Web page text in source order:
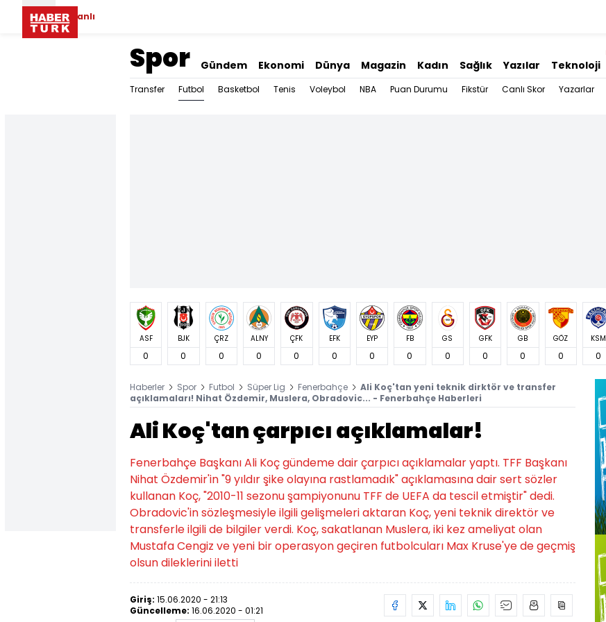
Canlı
Spor Gündem Ekonomi Dünya Magazin Kadın Sağlık Yazılar Teknoloji
Transfer Futbol Basketbol Tenis Voleybol NBA Puan Durumu Fikstür Canlı Skor Yazarlar
ASF
0
BJK
0
ÇRZ
0
ALNY
0
ÇFK
0
EFK
0
EYP
0
FB
0
GS
0
GFK
0
GB
0
GÖZ
0
KSM
0
Haberler Spor Futbol Süper Lig Fenerbahçe
Ali Koç'tan yeni teknik dirktör ve transfer
açıklamaları! Nihat Özdemir, Muslera, Obradovic... - Fenerbahçe Haberleri
Ali Koç'tan çarpıcı açıklamalar!
Fenerbahçe Başkanı Ali Koç gündeme dair çarpıcı açıklamalar yaptı. TFF Başkanı
Nihat Özdemir'in "9 yıldır şike olayına rastlamadık" açıklamasına dair sert sözler
kullanan Koç, "2010-11 sezonu şampiyonunu TFF de UEFA da tescil etmiştir" dedi.
Obradovic'in sözleşmesiyle ilgili gelişmeleri aktaran Koç, yeni teknik direktör ve
transferle ilgili de bilgiler verdi. Koç, sakatlanan Muslera, iki kez ameliyat olan
Mustafa Cengiz ve yeni bir operasyon geçiren futbolcuları Max Kruse'ye de geçmiş
olsun dileklerini iletti
Giriş: 15.06.2020 - 21:13
Güncelleme: 16.06.2020 - 01:21